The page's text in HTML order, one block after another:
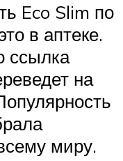
Eco Slim по
в аптеке.
ссылка
на
миру.